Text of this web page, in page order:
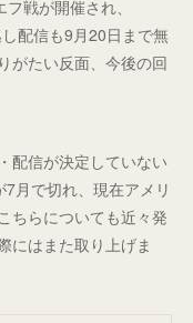
戦が開催され、
配信も9月20日まで無
がたい反面、今後の回
配信が決定していない
月で切れ、現在アメリ
ちらについても近々発
にはまた取り上げま